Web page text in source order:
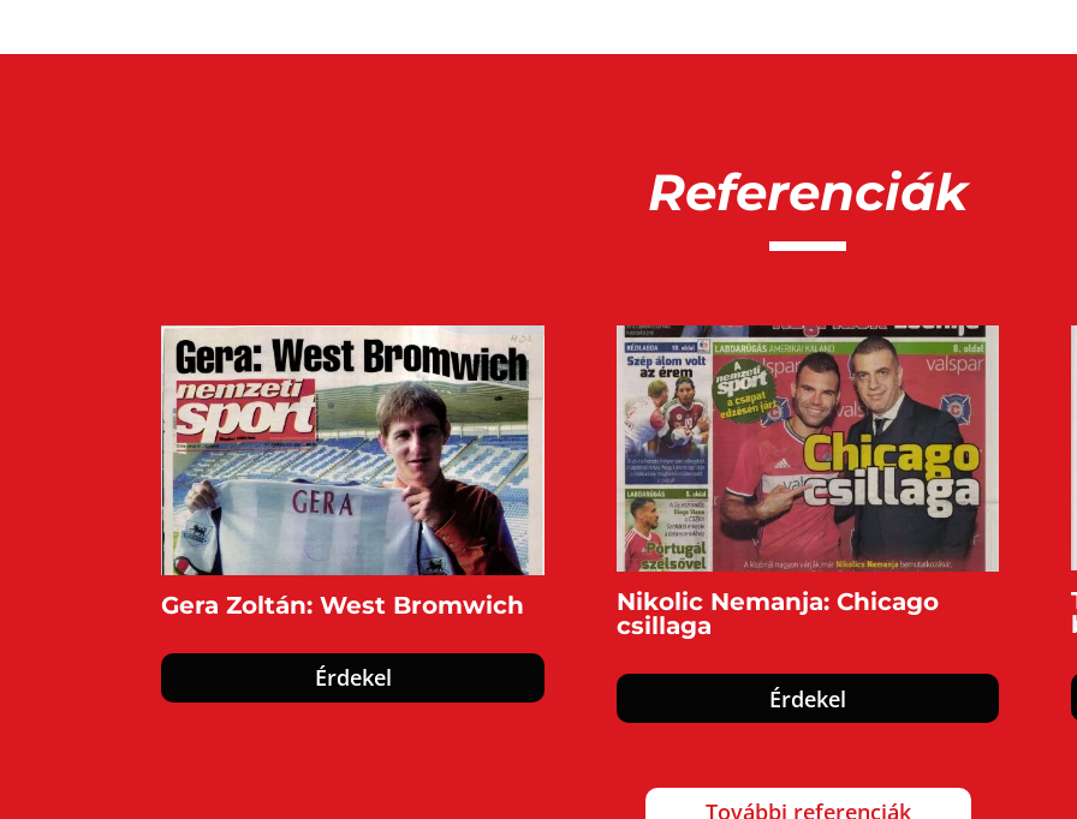
Referenciák
Gera Zoltán: West Bromwich
Érdekel
Nikolic Nemanja: Chicago
csillaga
Érdekel
További referenciák